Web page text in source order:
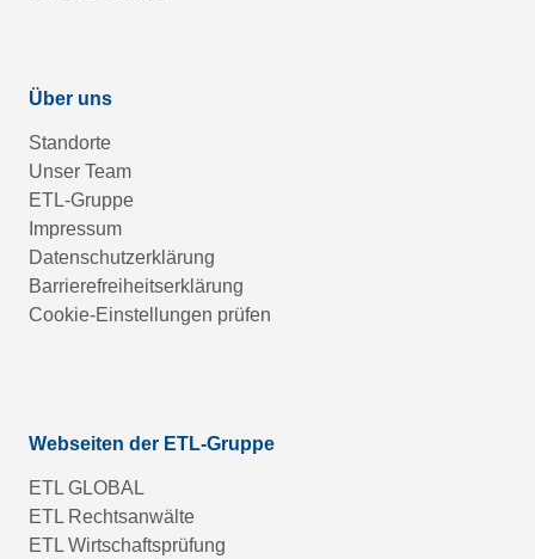
Über uns
Standorte
Unser Team
ETL-Gruppe
Impressum
Datenschutzerklärung
Barrierefreiheitserklärung
Cookie-Einstellungen prüfen
Webseiten der ETL-Gruppe
ETL GLOBAL
ETL Rechtsanwälte
ETL Wirtschaftsprüfung